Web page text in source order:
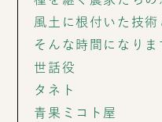
風土に根付いた技術
そんな時間になりま
世話役
タネト
青果ミコト屋